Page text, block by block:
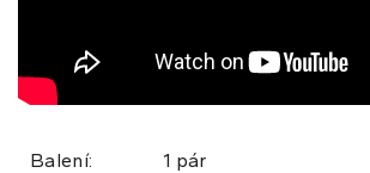
Balení: 1 pár